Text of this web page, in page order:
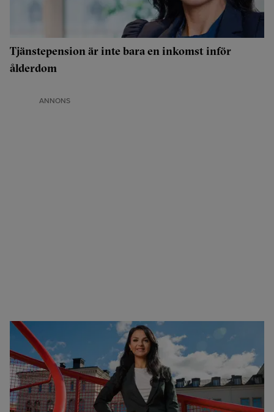
Tjänstepension är inte bara en inkomst inför
ålderdom
ANNONS